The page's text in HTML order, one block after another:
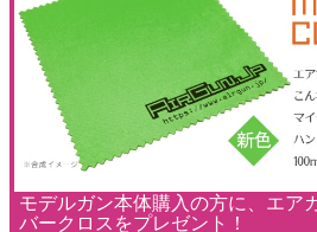
モデルガン本体購入の方に、エア
バークロスをプレゼント！